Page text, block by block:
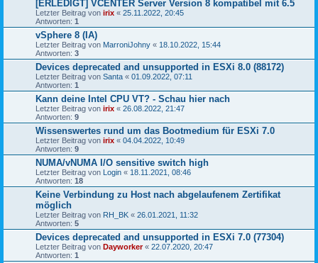
[ERLEDIGT] VCENTER Server Version 8 kompatibel mit 6.5
Letzter Beitrag von irix « 25.11.2022, 20:45
Antworten: 1
vSphere 8 (IA)
Letzter Beitrag von MarroniJohny « 18.10.2022, 15:44
Antworten: 3
Devices deprecated and unsupported in ESXi 8.0 (88172)
Letzter Beitrag von Santa « 01.09.2022, 07:11
Antworten: 1
Kann deine Intel CPU VT? - Schau hier nach
Letzter Beitrag von irix « 26.08.2022, 21:47
Antworten: 9
Wissenswertes rund um das Bootmedium für ESXi 7.0
Letzter Beitrag von irix « 04.04.2022, 10:49
Antworten: 9
NUMA/vNUMA I/O sensitive switch high
Letzter Beitrag von Login « 18.11.2021, 08:46
Antworten: 18
Keine Verbindung zu Host nach abgelaufenem Zertifikat
möglich
Letzter Beitrag von RH_BK « 26.01.2021, 11:32
Antworten: 5
Devices deprecated and unsupported in ESXi 7.0 (77304)
Letzter Beitrag von Dayworker« 22.07.2020, 20:47
Antworten: 1